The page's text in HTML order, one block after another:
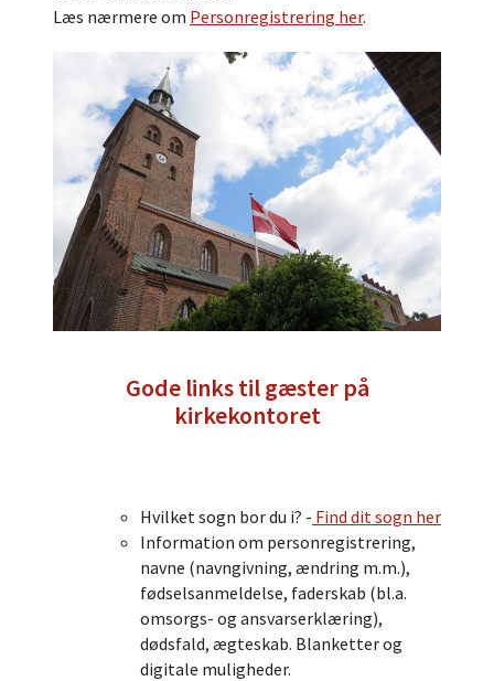
Læs nærmere om Personregistrering her.
Gode links til gæster på
kirkekontoret
Hvilket sogn bor du i? - Find dit sogn her
Information om personregistrering,
navne (navngivning, ændring m.m.),
fødselsanmeldelse, faderskab (bl.a.
omsorgs- og ansvarserklæring),
dødsfald, ægteskab. Blanketter og
digitale muligheder.